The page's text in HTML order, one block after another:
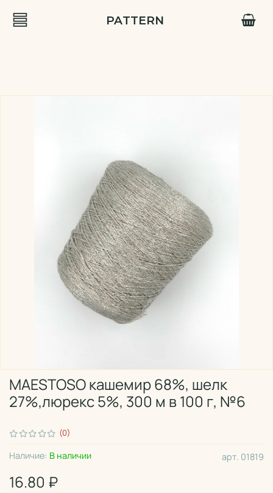
PATTERN
(0)
арт. 01819
Наличие: В наличии
MAESTOSO кашемир 68%, шелк
27%,люрекс 5%, 300 м в 100 г, №6
16.80 ₽